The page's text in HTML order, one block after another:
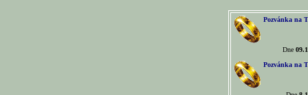
Pozvánka na
Dne
Pozvánka na